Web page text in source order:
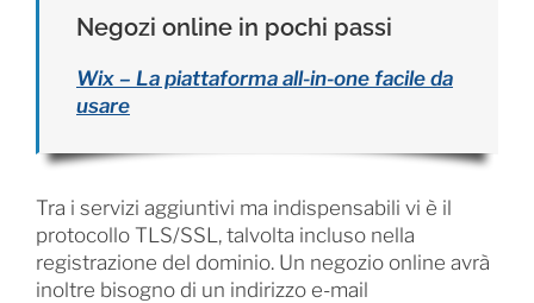
Negozi online in pochi passi
Wix – La piattaforma all-in-one facile da
usare
Tra i servizi aggiuntivi ma indispensabili vi è il
protocollo TLS/SSL, talvolta incluso nella
registrazione del dominio. Un negozio online avrà
inoltre bisogno di un indirizzo e-mail